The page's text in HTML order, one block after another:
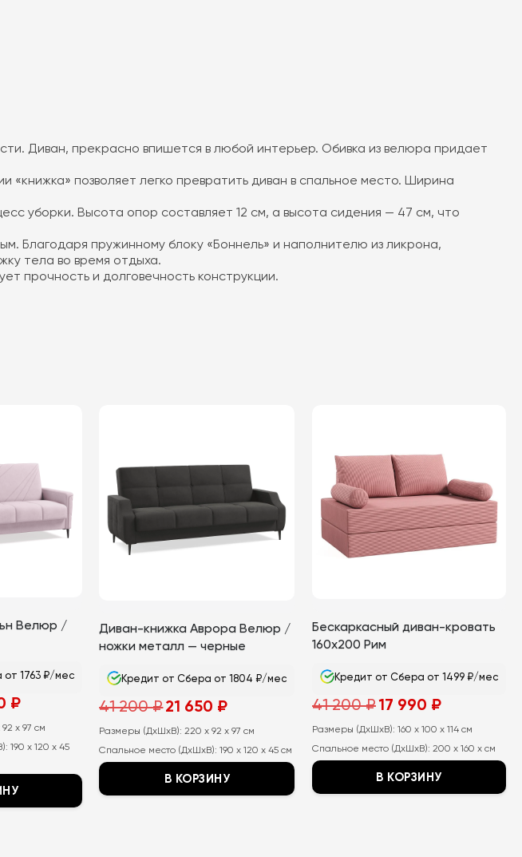
Диван, прекрасно впишется в любой интерьер. Обивка из велюра придает
позволяет легко превратить диван в спальное место. Ширина
уборки. Высота опор составляет 12 см, а высота сидения — 47 см, что
Благодаря пружинному блоку «Боннель» и наполнителю из ликрона,
тела во время отдыха.
прочность и долговечность конструкции.
Велюр /
1763 ₽/мес
₽Текущая
цена:
160
x 97 см
190 x 120 x 45
Диван-книжка Аврора Велюр /
ножки металл — черные
Кредит от Сбера от 1804 ₽/мес
41 200₽ Первоначальная
цена
41
200
₽.
21 650 ₽Текущая
650
Размеры (ДхШхВ):220 x 92 x 97 см
Спальное место (ДхШхВ):190 x 120 x 45 см
В КОРЗИНУ
Бескаркасный диван-кровать
160х200 Рим
Кредит от Сбера от 1499 ₽/мес
41 200₽Первоначальная
цена
41
200
₽.
17 990 ₽Текущая
990
Размеры (ДхШхВ): 160 x 100 x 114 см
Спальное место (ДхШхВ): 200 x 160 x см
В КОРЗИНУ